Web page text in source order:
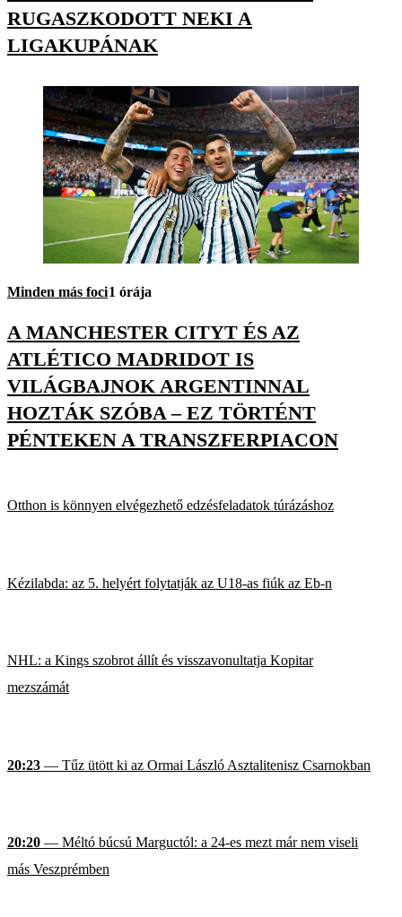
RUGASZKODOTT NEKI A
LIGAKUPÁNAK
Minden más foci1 órája
A MANCHESTER CITYT ÉS AZ
ATLÉTICO MADRIDOT IS
VILÁGBAJNOK ARGENTINNAL
HOZTÁK SZÓBA – EZ TÖRTÉNT
PÉNTEKEN A TRANSZFERPIACON
Otthon is könnyen elvégezhető edzésfeladatok túrázáshoz
Kézilabda: az 5. helyért folytatják az U18-as fiúk az Eb-n
NHL: a Kings szobrot állít és visszavonultatja Kopitar
mezszámát
20:23 — Tűz ütött ki az Ormai László Asztalitenisz Csarnokban
20:20 — Méltó búcsú Marguctól: a 24-es mezt már nem viseli
más Veszprémben